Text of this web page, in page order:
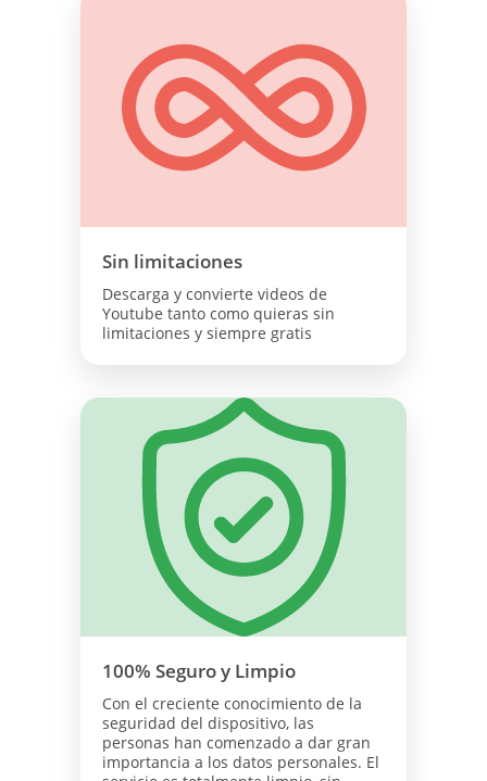
Sin limitaciones
Descarga y convierte videos de
Youtube tanto como quieras sin
limitaciones y siempre gratis
100% Seguro y Limpio
Con el creciente conocimiento de la
seguridad del dispositivo, las
personas han comenzado a dar gran
importancia a los datos personales. El